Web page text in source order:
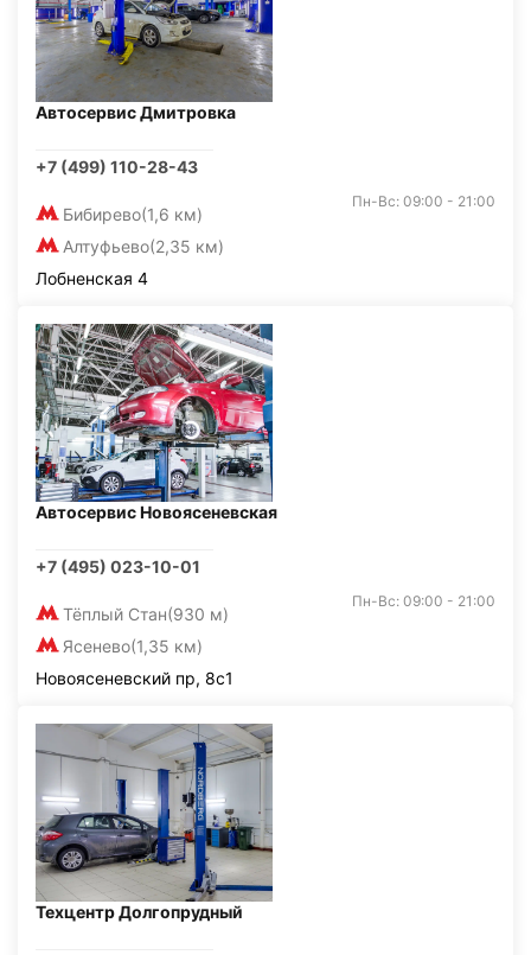
Автосервис Дмитровка
+7 (499) 110-28-43
Бибирево(1,6 км)
Алтуфьево(2,35 км)
Пн-Вс: 09:00 - 21:00
Лобненская 4
Автосервис Новоясеневская
+7 (495) 023-10-01
Тёплый Стан(930 м)
Ясенево(1,35 км)
Пн-Вс: 09:00 - 21:00
Новоясеневский пр, 8с1
Техцентр Долгопрудный